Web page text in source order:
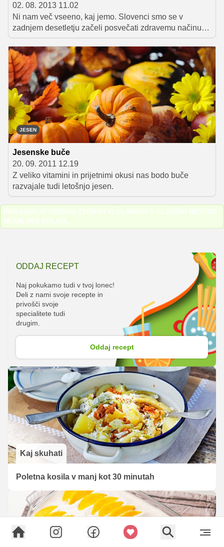
02. 08. 2013 11.02
Ni nam več vseeno, kaj jemo. Slovenci smo se v
zadnjem desetletju začeli posvečati zdravemu načinu
prehranjevanja in posledično spremenili nakupovalne
navade. Eden od kriterijev nakupa je tudi izvor živil, zato
je pomembno, da se seznanimo, kako lahko na
prodajnem mestu preverimo, od kod živilo prihaja.
JESEN
Jesenske buče
20. 09. 2011 12.19
Z veliko vitamini in prijetnimi okusi nas bodo buče
razvajale tudi letošnjo jesen.
PRIKAZAN JE SEZNAM ZADNJIH 41 ČLANKOV S KLJUČNO BESEDO
HRANLJIVA SOLATA.
ODDAJ RECEPT
Naj pokukamo tudi v tvoj lonec!
Deli z nami svoje recepte in
privošči svoje
specialitete tudi
drugim.
Oddaj recept
Kaj skuhati
Poletna kosila v manj kot 30 minutah